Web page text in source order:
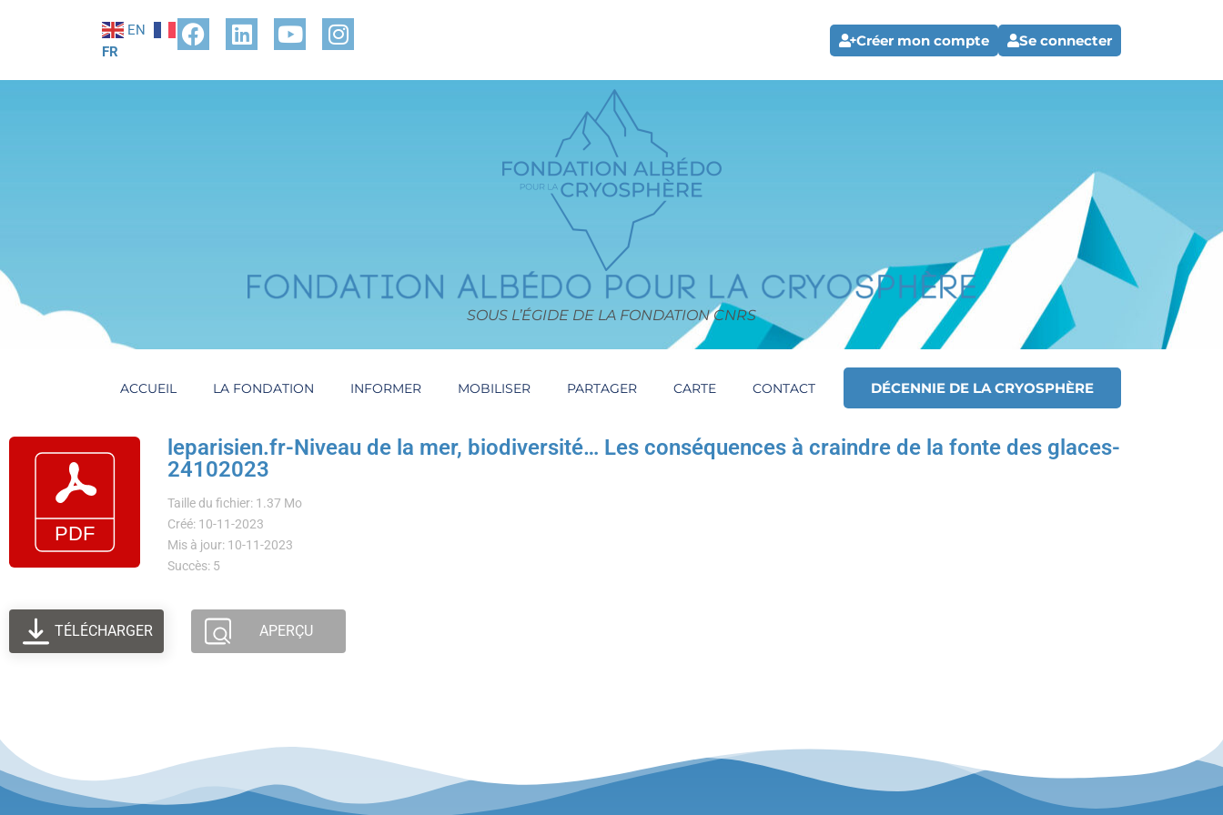
EN
FR
Créer mon compte Se connecter
SOUS L’ÉGIDE DE LA FONDATION CNRS
ACCUEIL LA FONDATION INFORMER MOBILISER PARTAGER CARTE CONTACT DÉCENNIE DE LA CRYOSPHÈRE
leparisien.fr-Niveau de la mer, biodiversité… Les conséquences à craindre de la fonte des glaces-
24102023
Taille du fichier: 1.37 Mo
Créé: 10-11-2023
Mis à jour: 10-11-2023
Succès: 5
TÉLÉCHARGER APERÇU